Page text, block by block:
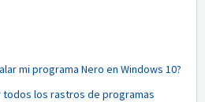
mi programa Nero en Windows 10?
todos los rastros de programas